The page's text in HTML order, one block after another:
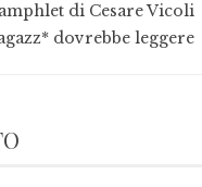
di Cesare Vicoli
dovrebbe leggere